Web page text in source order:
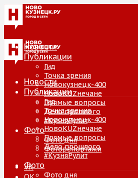
Новости
Публикации
Гид
Точка зрения
Новокузнецк-400
НовоKUZнечане
Прямые вопросы
Дело прошлого
#КузняРулит
Фото
Фото дня
Фоторепортажи
VK
Новости
Публикации
Гид
Точка зрения
Новокузнецк-400
НовоKUZнечане
Прямые вопросы
Дело прошлого
#КузняРулит
Фото
Фото дня